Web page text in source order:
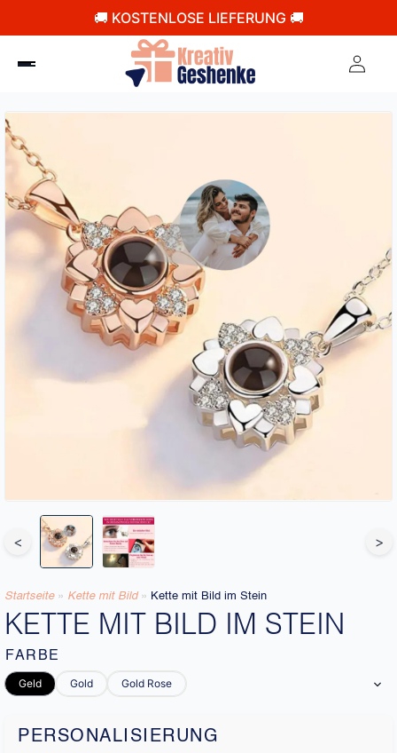
🚚 KOSTENLOSE LIEFERUNG 🚚
< >
Startseite » Kette mit Bild » Kette mit Bild im Stein
KETTE MIT BILD IM STEIN
FARBE
Geld Gold Gold Rose
PERSONALISIERUNG